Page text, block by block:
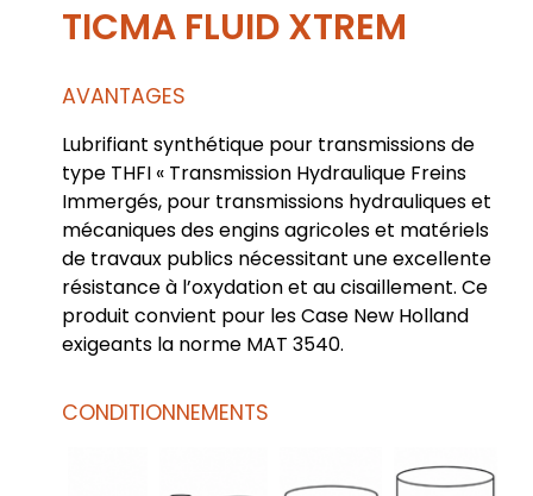
TICMA FLUID XTREM
AVANTAGES
Lubrifiant synthétique pour transmissions de
type THFI « Transmission Hydraulique Freins
Immergés, pour transmissions hydrauliques et
mécaniques des engins agricoles et matériels
de travaux publics nécessitant une excellente
résistance à l’oxydation et au cisaillement. Ce
produit convient pour les Case New Holland
exigeants la norme MAT 3540.
CONDITIONNEMENTS